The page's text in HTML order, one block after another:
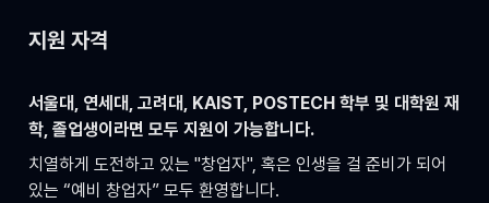
지원 자격
서울대, 연세대, 고려대, KAIST, POSTECH 학부 및 대학원 재
학, 졸업생이라면 모두 지원이 가능합니다.
치열하게 도전하고 있는 "창업자", 혹은 인생을 걸 준비가 되어
있는 “예비 창업자” 모두 환영합니다.